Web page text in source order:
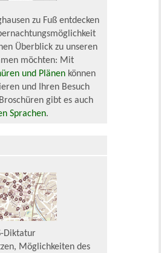
zu Fuß entdecken
Überblick zu unseren
möchten: Mit
und Plänen können
und Ihren Besuch
gibt es auch
Sprachen.
Diktatur
Möglichkeiten des